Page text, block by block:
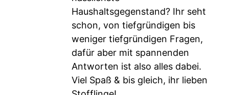
Haushaltsgegenstand? Ihr seht
schon, von tiefgründigen bis
weniger tiefgründigen Fragen,
dafür aber mit spannenden
Antworten ist also alles dabei.
Viel Spaß & bis gleich, ihr lieben